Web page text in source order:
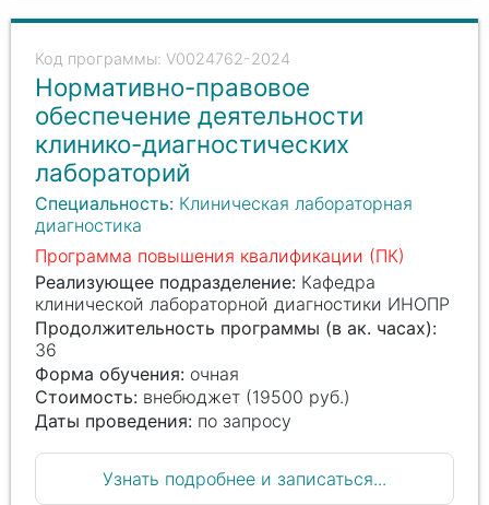
V0024762-2024
Нормативно-правовое
обеспечение деятельности
клинико-диагностических
лабораторий
Специальность:
диагностика
Программа повышения квалификации (ПК)
Реализующее подразделение: Кафедра
клинической лабораторной диагностики ИНОПР
Продолжительность программы (в ак. часах):
36
Форма обучения: очная
Стоимость: внебюджет (19500 руб.)
Даты проведения: по запросу
Узнать подробнее и записаться...